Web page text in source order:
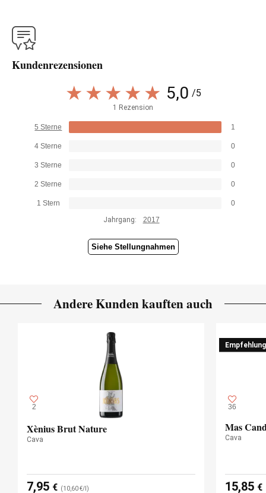
Kundenrezensionen
5,0 /5
1 Rezension
5 Sterne 1
4 Sterne 0
3 Sterne 0
2 Sterne 0
1 Stern
0
Jahrgang:
2017
Siehe Stellungnahmen
Andere Kunden kauften auch
2
Xènius Brut Nature
Cava
7,95 € (10,60 €/l)
Empfehlung
36
Mas
Cava
15,85 €